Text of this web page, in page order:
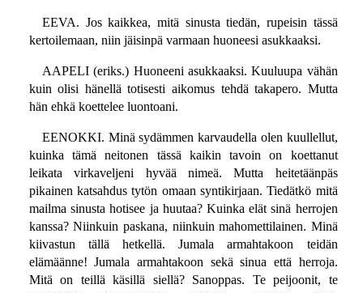
EEVA. Jos kaikkea, mitä sinusta tiedän, rupeisin tässä
kertoilemaan, niin jäisinpä varmaan huoneesi asukkaaksi.
AAPELI (eriks.) Huoneeni asukkaaksi. Kuuluupa vähän
kuin olisi hänellä totisesti aikomus tehdä takapero. Mutta
hän ehkä koettelee luontoani.
EENOKKI. Minä sydämmen karvaudella olen kuullellut,
kuinka tämä neitonen tässä kaikin tavoin on koettanut
leikata virkaveljeni hyvää nimeä. Mutta heitetäänpäs
pikainen katsahdus tytön omaan syntikirjaan. Tiedätkö mitä
mailma sinusta hotisee ja huutaa? Kuinka elät sinä herrojen
kanssa? Niinkuin paskana, niinkuin mahomettilainen. Minä
kiivastun tällä hetkellä. Jumala armahtakoon teidän
elämäänne! Jumala armahtakoon sekä sinua että herroja.
Mitä on teillä käsillä siellä? Sanoppas. Te peijoonit, te